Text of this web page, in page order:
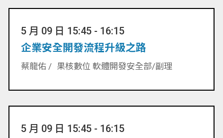
5 月 09 日 15:45 - 16:15
企業安全開發流程升級之路
蔡龍佑 / 果核數位 軟體開發安全部/副理
5 月 09 日 15:45 - 16:15